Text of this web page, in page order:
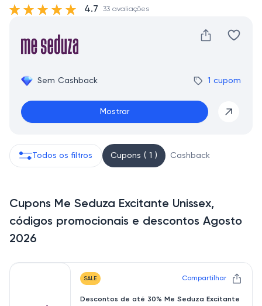
Sem Cashback 1 cupom
Mostrar
4.7 33 avaliações
Todos os filtros Cupons ( 1 ) Cashback
Cupons Me Seduza Excitante Unissex,
códigos promocionais e descontos Agosto
2026
SALE Compartilhar
Descontos de até 30% Me Seduza Excitante